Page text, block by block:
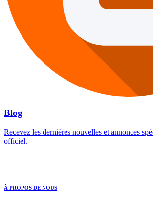
Blog
Recevez les dernières nouvelles et annonces
officiel.
À PROPOS DE NOUS